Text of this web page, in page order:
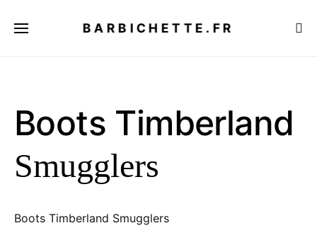
BARBICHETTE.FR
Boots Timberland
Smugglers
Boots Timberland Smugglers